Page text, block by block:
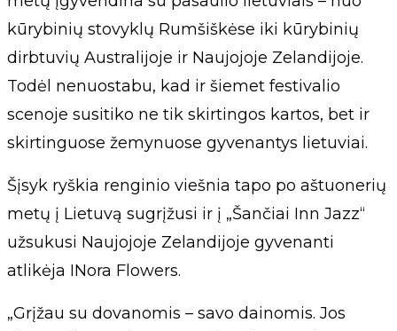
kūrybinių stovyklų Rumšiškėse iki kūrybinių
dirbtuvių Australijoje ir Naujojoje Zelandijoje.
Todėl nenuostabu, kad ir šiemet festivalio
scenoje susitiko ne tik skirtingos kartos, bet ir
skirtinguose žemynuose gyvenantys lietuviai.
Šįsyk ryškia renginio viešnia tapo po aštuonerių
metų į Lietuvą sugrįžusi ir į „Šančiai Inn Jazz“
užsukusi Naujojoje Zelandijoje gyvenanti
atlikėja INora Flowers.
„Grįžau su dovanomis – savo dainomis. Jos